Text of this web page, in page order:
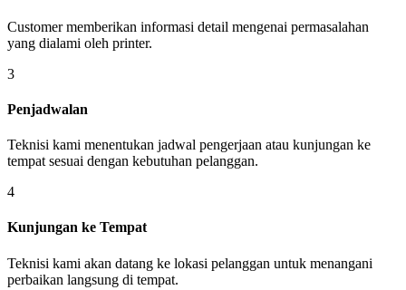
Customer memberikan informasi detail mengenai permasalahan
yang dialami oleh printer.
3
Penjadwalan
Teknisi kami menentukan jadwal pengerjaan atau kunjungan ke
tempat sesuai dengan kebutuhan pelanggan.
4
Kunjungan ke Tempat
Teknisi kami akan datang ke lokasi pelanggan untuk menangani
perbaikan langsung di tempat.